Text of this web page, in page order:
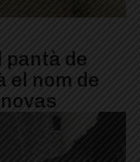
pantà de
nom de